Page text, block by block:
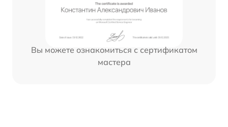
Вы можете ознакомиться с сертификатом
мастера